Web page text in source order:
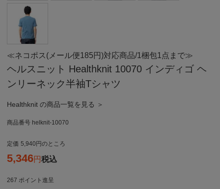
≪ネコポス(メール便185円)対応商品/1梱包1点まで≫
ヘルスニット Healthknit 10070 インディゴ ヘ
ンリーネック半袖Tシャツ
Healthknit の商品一覧を見る ＞
商品番号 helknit-10070
定価 5,940 のところ
5,346 税込
267 ポイント進呈